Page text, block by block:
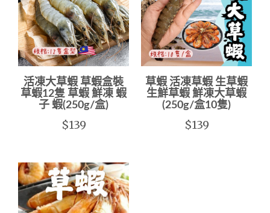
活凍大草蝦 草蝦盒裝
草蝦12隻 草蝦 鮮凍 蝦
子 蝦(250g/盒)
$139
草蝦 活凍草蝦 生草蝦
生鮮草蝦 鮮凍大草蝦
(250g/盒10隻)
$139